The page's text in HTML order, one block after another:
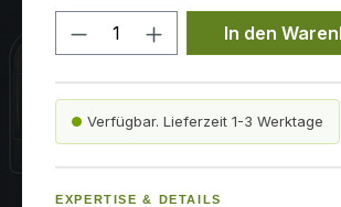
Produkt Anzahl: Gib
In den
Verfügbar. Lieferzeit 1-3 Werktage
EXPERTISE & DETAILS